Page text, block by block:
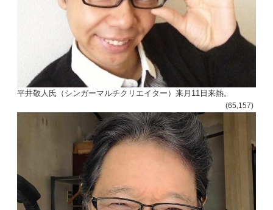
平井敬人氏（シンガーマルチクリエイター）来月11日来熱。
(65,157)